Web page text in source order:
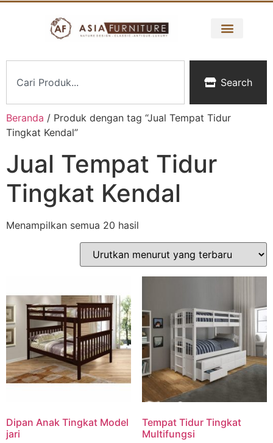
Search
Beranda / Produk dengan tag “Jual Tempat Tidur
Tingkat Kendal”
Jual Tempat Tidur
Tingkat Kendal
Menampilkan semua 20 hasil
Dipan Anak Tingkat Model
jari
Tempat Tidur Tingkat
Multifungsi